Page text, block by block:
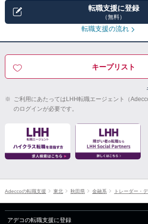
転職支援に登録
（無料）
転職支援の流れ
キープリスト
※ ご利用にあたってはLHH転職エージェント（
のログインが必要です。
Adeccoの転職支援 東北 秋田県 金融系 トレーダー・
アデコの転職支援に登録